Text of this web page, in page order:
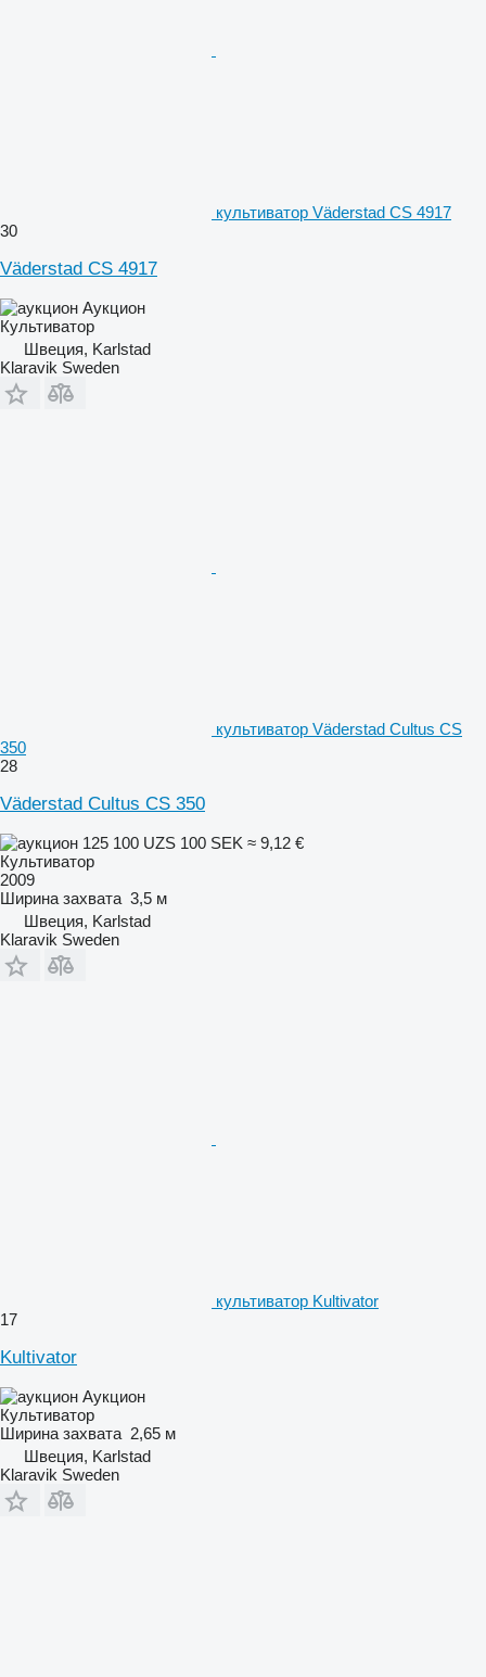
культиватор Väderstad CS 4917
30
Väderstad CS 4917
Аукцион
Культиватор
Швеция, Karlstad
Klaravik Sweden
культиватор Väderstad Cultus CS
350
28
Väderstad Cultus CS 350
125 100 UZS 100 SEK ≈ 9,12 €
Культиватор
2009
Ширина захвата 3,5 м
Швеция, Karlstad
Klaravik Sweden
культиватор Kultivator
17
Kultivator
Аукцион
Культиватор
Ширина захвата 2,65 м
Швеция, Karlstad
Klaravik Sweden